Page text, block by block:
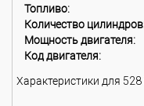
Топливо:
Количество
Мощность двигателя:
Код двигателя:
Характеристики для 528